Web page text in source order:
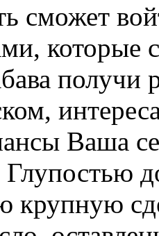
сможет
которые
получи
Ваша
крупную